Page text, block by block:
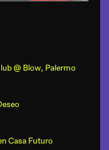
@ Blow, Palermo
Casa Futuro